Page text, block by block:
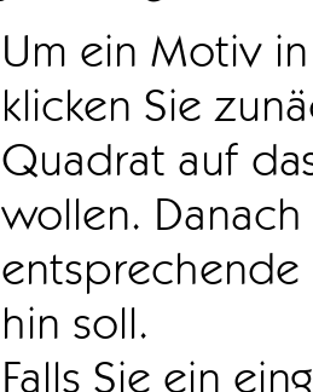
Um ein Motiv
klicken Sie
Quadrat auf
wollen.
hin soll.
Falls Sie ein